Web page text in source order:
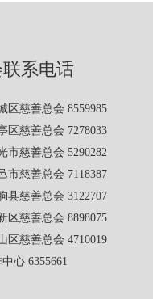
系电话
慈善总会 8559985
慈善总会 7278033
慈善总会 5290282
慈善总会 7118387
慈善总会 3122707
慈善总会 8898075
慈善总会 4710019
心 6355661